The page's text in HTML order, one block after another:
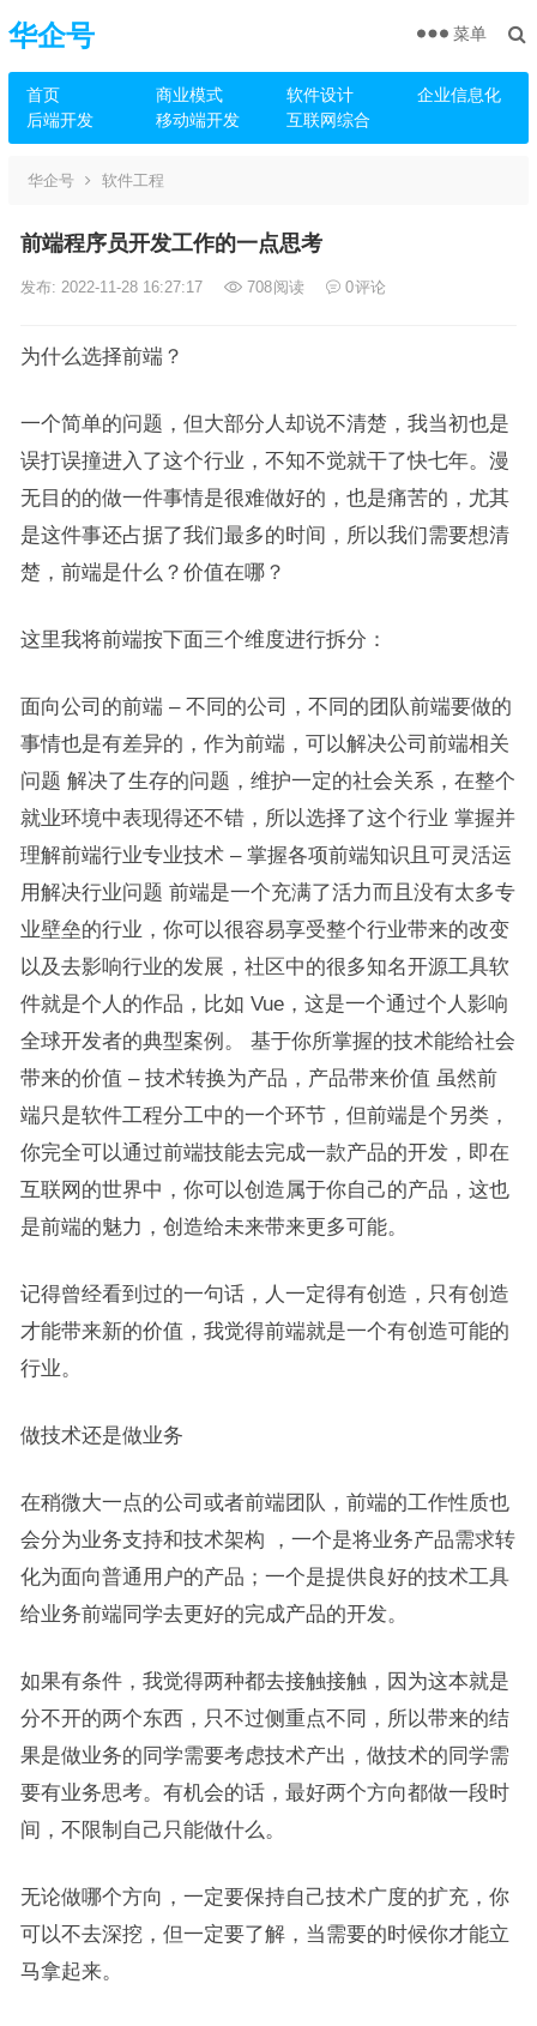
华企号
首页 商业模式 软件设计
企业信息化
后端开发
移动端开发 互联网综合
菜单
华企号 软件工程
前端程序员开发工作的一点思考
发布: 2022-11-28 16:27:17 708阅读 0评论
为什么选择前端？
一个简单的问题，但大部分人却说不清楚，我当初也是
误打误撞进入了这个行业，不知不觉就干了快七年。漫
无目的的做一件事情是很难做好的，也是痛苦的，尤其
是这件事还占据了我们最多的时间，所以我们需要想清
楚，前端是什么？价值在哪？
这里我将前端按下面三个维度进行拆分：
面向公司的前端 – 不同的公司，不同的团队前端要做的
事情也是有差异的，作为前端，可以解决公司前端相关
问题 解决了生存的问题，维护一定的社会关系，在整个
就业环境中表现得还不错，所以选择了这个行业 掌握并
理解前端行业专业技术 – 掌握各项前端知识且可灵活运
用解决行业问题 前端是一个充满了活力而且没有太多专
业壁垒的行业，你可以很容易享受整个行业带来的改变
以及去影响行业的发展，社区中的很多知名开源工具软
件就是个人的作品，比如 Vue，这是一个通过个人影响
全球开发者的典型案例。 基于你所掌握的技术能给社会
带来的价值 – 技术转换为产品，产品带来价值 虽然前
端只是软件工程分工中的一个环节，但前端是个另类，
你完全可以通过前端技能去完成一款产品的开发，即在
互联网的世界中，你可以创造属于你自己的产品，这也
是前端的魅力，创造给未来带来更多可能。
记得曾经看到过的一句话，人一定得有创造，只有创造
才能带来新的价值，我觉得前端就是一个有创造可能的
行业。
做技术还是做业务
在稍微大一点的公司或者前端团队，前端的工作性质也
会分为业务支持和技术架构 ，一个是将业务产品需求转
化为面向普通用户的产品；一个是提供良好的技术工具
给业务前端同学去更好的完成产品的开发。
如果有条件，我觉得两种都去接触接触，因为这本就是
分不开的两个东西，只不过侧重点不同，所以带来的结
果是做业务的同学需要考虑技术产出，做技术的同学需
要有业务思考。有机会的话，最好两个方向都做一段时
间，不限制自己只能做什么。
无论做哪个方向，一定要保持自己技术广度的扩充，你
可以不去深挖，但一定要了解，当需要的时候你才能立
马拿起来。